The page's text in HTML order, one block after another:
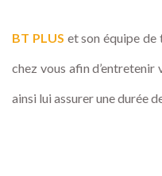
BT PLUS et son équipe de
chez vous afin
ainsi lui assurer une durée